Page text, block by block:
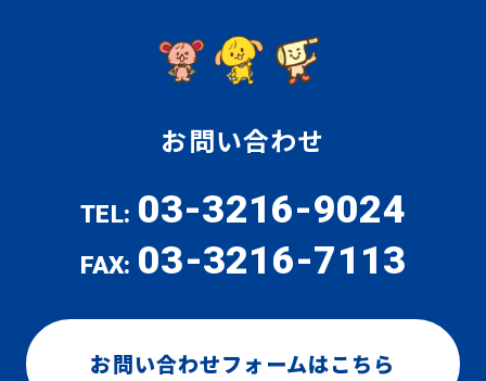
お問い合わせ
TEL: 03-3216-9024
FAX: 03-3216-7113
お問い合わせフォームはこちら